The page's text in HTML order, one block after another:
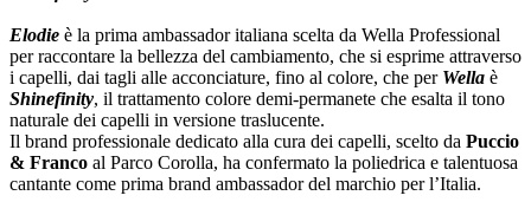
Elodie è la prima ambassador italiana scelta da Wella Professional
per raccontare la bellezza del cambiamento, che si esprime attraverso
i capelli, dai tagli alle acconciature, fino al colore, che per Wella è
Shinefinity, il trattamento colore demi-permanete che esalta il tono
naturale dei capelli in versione traslucente.
Il brand professionale dedicato alla cura dei capelli, scelto da Puccio
& Franco al Parco Corolla, ha confermato la poliedrica e talentuosa
cantante come prima brand ambassador del marchio per l’Italia.